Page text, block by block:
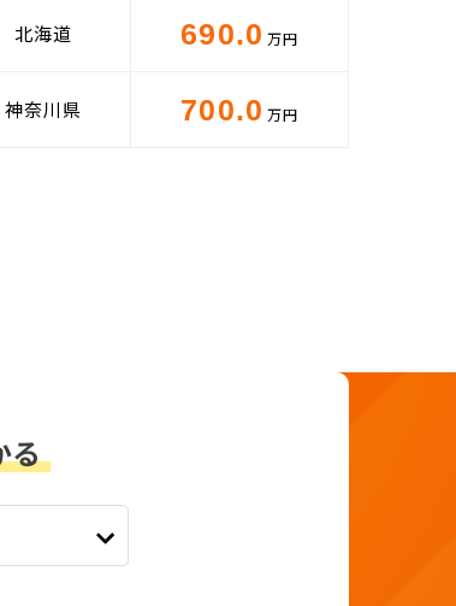
北海道 690.0 万円
神奈川県 700.0 万円